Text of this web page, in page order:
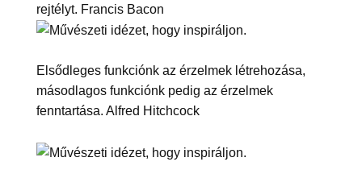
rejtélyt. Francis Bacon
Elsődleges funkciónk az érzelmek létrehozása,
másodlagos funkciónk pedig az érzelmek
fenntartása. Alfred Hitchcock